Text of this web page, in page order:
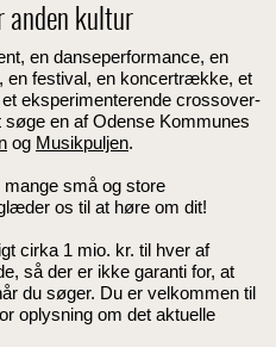
anden kultur
en danseperformance, en
en festival, en koncertrække, et
eksperimenterende crossover-
en af Odense Kommunes
og Musikpuljen.
små og store
os til at høre om dit!
cirka 1 mio. kr. til hver af
så der er ikke garanti for, at
du søger. Du er velkommen til
oplysning om det aktuelle